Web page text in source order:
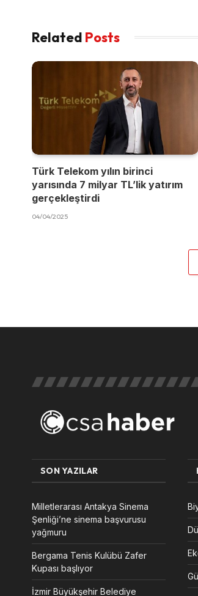
Related Posts
Türk Telekom yılın birinci
yarısında 7 milyar TL’lik yatırım
gerçekleştirdi
04/04/2025
SON YAZILAR
Milletlerarası Antakya Sinema
Şenliği’ne sinema başvurusu
yağmuru
Bergama Tenis Kulübü Zafer
Kupası başlıyor
İzmir Büyükşehir Belediye